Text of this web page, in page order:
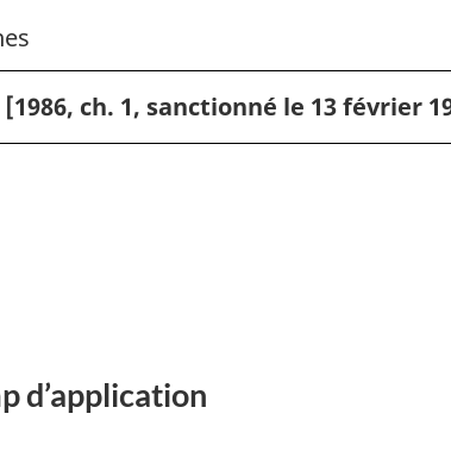
[1986, ch. 1, sanctionné le 13 février
d’application